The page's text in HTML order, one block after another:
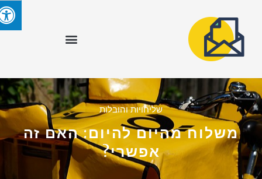
שליחויות והובלות
משלוח מהיום להיום: האם זה
אפשרי?